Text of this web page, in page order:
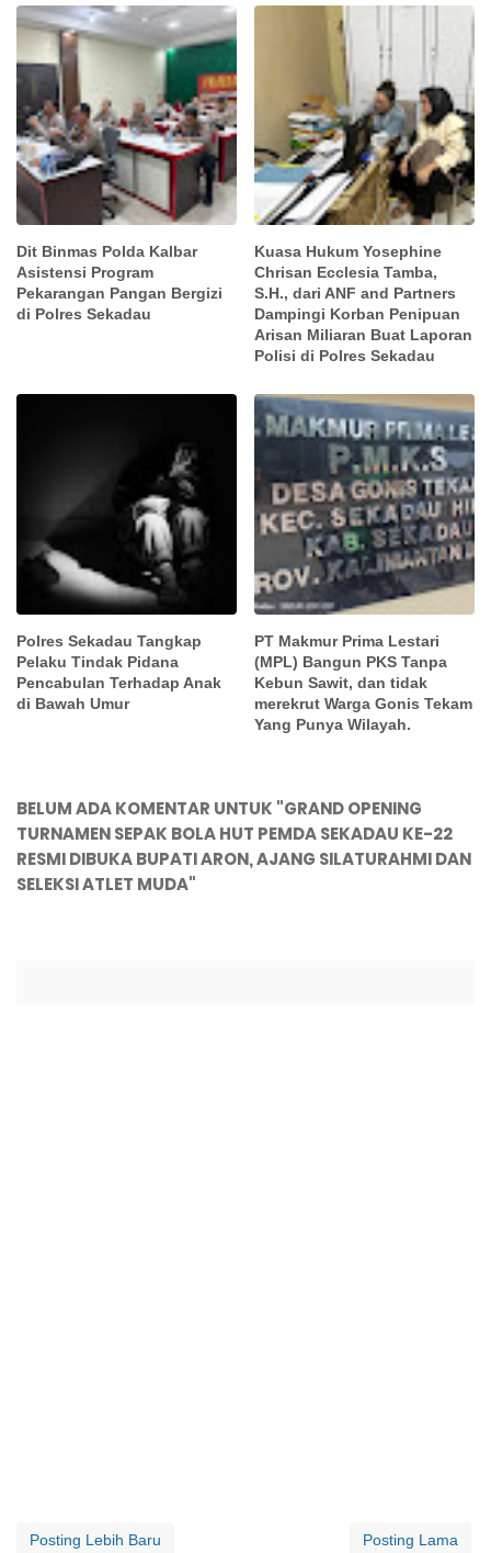
Dit Binmas Polda Kalbar
Asistensi Program
Pekarangan Pangan Bergizi
di Polres Sekadau
Kuasa Hukum Yosephine
Chrisan Ecclesia Tamba,
S.H., dari ANF and Partners
Dampingi Korban Penipuan
Arisan Miliaran Buat Laporan
Polisi di Polres Sekadau
Polres Sekadau Tangkap
Pelaku Tindak Pidana
Pencabulan Terhadap Anak
di Bawah Umur
PT Makmur Prima Lestari
(MPL) Bangun PKS Tanpa
Kebun Sawit, dan tidak
merekrut Warga Gonis Tekam
Yang Punya Wilayah.
BELUM ADA KOMENTAR UNTUK "GRAND OPENING
TURNAMEN SEPAK BOLA HUT PEMDA SEKADAU KE-22
RESMI DIBUKA BUPATI ARON, AJANG SILATURAHMI DAN
SELEKSI ATLET MUDA"
Posting Lebih Baru Posting Lama